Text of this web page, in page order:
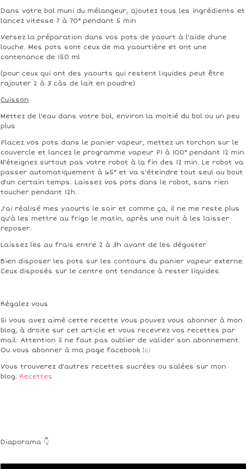
Dans votre bol muni du mélangeur, ajoutez tous les ingrédients et
lancez vitesse 7 à 70° pendant 5 min
Versez la préparation dans vos pots de yaourt à l'aide d'une
louche. Mes pots sont ceux de ma yaourtière et ont une
contenance de 150 ml
(pour ceux qui ont des yaourts qui restent liquides peut être
rajouter 2 à 3 càs de lait en poudre)
Cuisson
Mettez de l'eau dans votre bol, environ la moitié du bol ou un peu
plus
Placez vos pots dans le panier vapeur, mettez un torchon sur le
couvercle et lancez le programme vapeur P1 à 100° pendant 12 min.
N'éteignez surtout pas votre robot à la fin des 12 min. Le robot va
passer automatiquement à 65° et va s'éteindre tout seul au bout
d'un certain temps. Laissez vos pots dans le robot, sans rien
toucher pendant 12h.
J'ai réalisé mes yaourts le soir et comme ça, il ne me reste plus
qu'à les mettre au frigo le matin, après une nuit à les laisser
reposer.
Laissez les au frais entre 2 à 3h avant de les déguster
Bien disposer les pots sur les contours du panier vapeur externe.
Ceux disposés sur le centre ont tendance à rester liquides
Régalez vous
Si vous avez aimé cette recette vous pouvez vous abonner à mon
blog, à droite sur cet article et vous recevrez vos recettes par
mail. Attention il ne faut pas oublier de valider son abonnement.
Ou vous abonner à ma page facebook Ici
Vous trouverez d'autres recettes sucrées ou salées sur mon
blog. Recettes
Diaporama 👇